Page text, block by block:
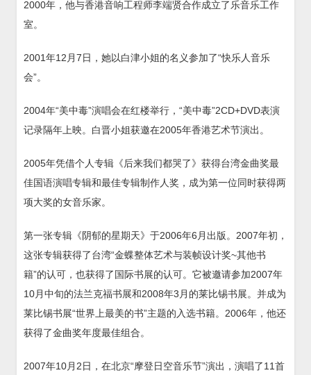
2000年，他与香港音响工程师李端贤合作成立了乐音乐工作
室。
2001年12月7日，她以白津小姐的名义参加了“快乐人音乐
会”。
2004年“美中毒”演唱会在红楼举行，“美中毒”2CD+DVD表演
记录隔年上映。白晋小姐获邀在2005年香港艺术节演出。
2005年凭借个人专辑《后来我们都哭了》获得台湾金曲奖最
佳国语演唱专辑和最佳专辑制作人奖，成为第一位同时获得两
项大奖的女音乐家。
第一张专辑《阴郁的星期天》于2006年6月出版。2007年初，
这张专辑获得了台湾“金蝶整体艺术与装帧设计奖~其他书
籍”的认可，也获得了国际书展的认可。它被邀请参加2007年
10月中旬的法兰克福书展和2008年3月的莱比锡书展。并成为
莱比锡书展“世界上最美的书”主题的入选书籍。2006年，他还
获得了金曲奖年度最佳组合。
2007年10月2日，在北京“摩登日空音乐节”演出，演唱了11首